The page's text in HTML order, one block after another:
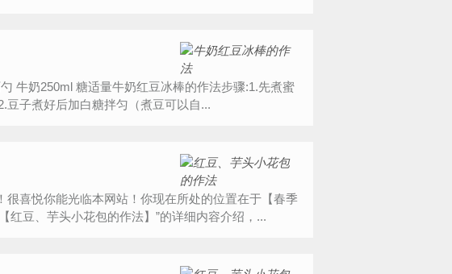
牛奶250ml 糖适量牛奶红豆冰棒的作法步骤:1.先煮蜜
，红豆泡六小时以上，然后放锅里煮。 2.豆子煮好后加白糖拌匀（煮豆可以自...
喜悦你能光临本网站！你现在所处的位置在于【春季
红豆、芋头小花包的作法】”的详细内容介绍，...